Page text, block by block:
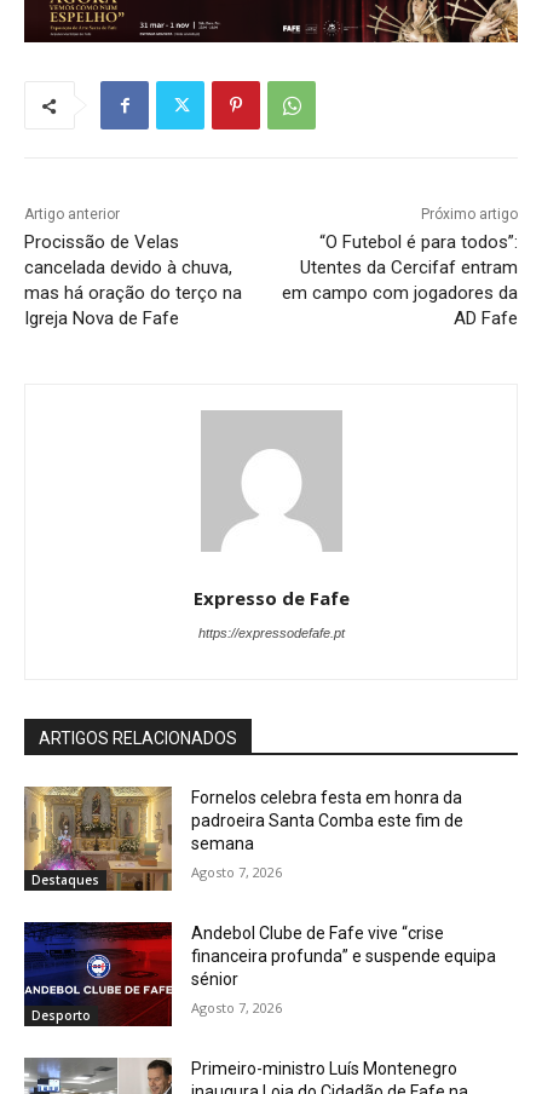
Artigo anterior
Procissão de Velas
cancelada devido à chuva,
mas há oração do terço na
Igreja Nova de Fafe
Próximo artigo
“O Futebol é para todos”:
Utentes da Cercifaf entram
em campo com jogadores da
AD Fafe
Expresso de Fafe
https://expressodefafe.pt
ARTIGOS RELACIONADOS
Destaques
Fornelos celebra festa em honra da
padroeira Santa Comba este fim de
semana
Agosto 7, 2026
Desporto
Andebol Clube de Fafe vive “crise
financeira profunda” e suspende equipa
sénior
Agosto 7, 2026
Primeiro-ministro Luís Montenegro